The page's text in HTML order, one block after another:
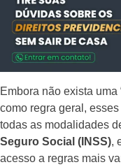
Embora não exista
como regra geral,
todas as modalidades
Seguro Social (INSS),
acesso a regras mais